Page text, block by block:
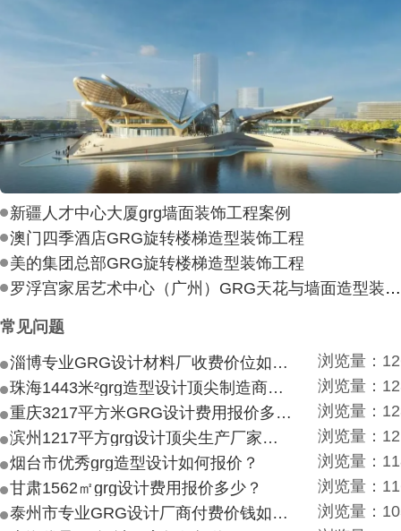
新疆人才中心大厦grg墙面装饰工程案例
澳门四季酒店GRG旋转楼梯造型装饰工程
美的集团总部GRG旋转楼梯造型装饰工程
罗浮宫家居艺术中心（广州）GRG天花与墙面造型装饰工程
常见问题
淄博专业GRG设计材料厂收费价位如何？
浏览量：
珠海1443米²grg造型设计顶尖制造商付费付费多少？
浏览量：
重庆3217平方米GRG设计费用报价多少？
浏览量：
滨州1217平方grg设计顶尖生产厂家价目如何？
浏览量：
烟台市优秀grg造型设计如何报价？
浏览量：
甘肃1562㎡grg设计费用报价多少？
浏览量：
泰州市专业GRG设计厂商付费价钱如何？
浏览量：